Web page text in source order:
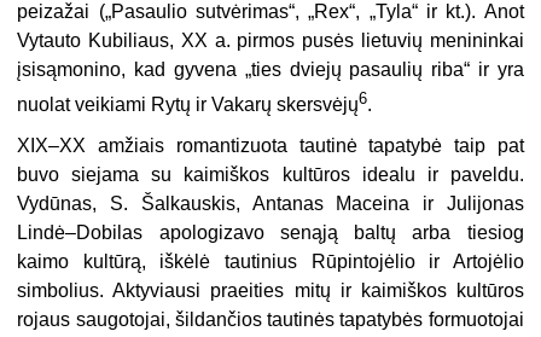
peizažai („Pasaulio sutvėrimas“, „Rex“, „Tyla“ ir kt.). Anot
Vytauto Kubiliaus, XX a. pirmos pusės lietuvių menininkai
įsisąmonino, kad gyvena „ties dviejų pasaulių riba“ ir yra
nuolat veikiami Rytų ir Vakarų skersvėjų6.
XIX–XX amžiais romantizuota tautinė tapatybė taip pat
buvo siejama su kaimiškos kultūros idealu ir paveldu.
Vydūnas, S. Šalkauskis, Antanas Maceina ir Julijonas
Lindė–Dobilas apologizavo senąją baltų arba tiesiog
kaimo kultūrą, iškėlė tautinius Rūpintojėlio ir Artojėlio
simbolius. Aktyviausi praeities mitų ir kaimiškos kultūros
rojaus saugotojai, šildančios tautinės tapatybės formuotojai